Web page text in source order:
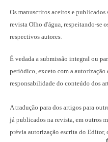
Os manuscritos aceitos e
revista Olho d'água, respeitando-se
respectivos autores.
É vedada a submissão integral ou
periódico, exceto com a autorização
responsabilidade do conteúdo dos
A tradução para dos artigos para
já publicados na revista , em outros
prévia autorização escrita do